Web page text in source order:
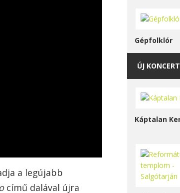
a legújabb
című dalával újra
Gépfolklór
ÚJ
Káptalan